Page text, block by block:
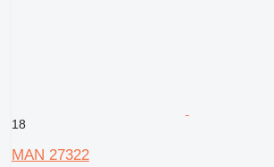
18
MAN 27322